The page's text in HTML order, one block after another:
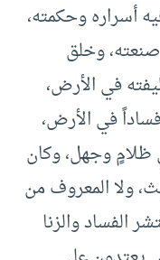
أسراره وحكمته،
وخلق
في الأرض،
في الأرض،
ظلامٍ وجهل، وكان
ولا المعروف من
الفساد والزنا